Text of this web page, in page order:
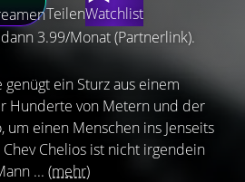
TeilenWatchlist
3.99/Monat (Partnerlink).
ein Sturz aus einem
Hunderte von Metern und der
um einen Menschen ins Jenseits
Chelios ist nicht irgendein
... (mehr)